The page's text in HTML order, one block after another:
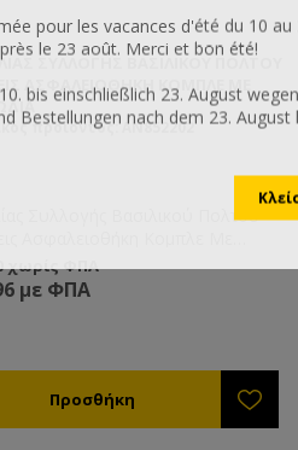
ΣΥΛΛΟΓΉΣ ΒΑΣΙΛΙΚΟΎ ΠΟΛΤΟΥ
ΑΣΦΑΛΕΙΟΘΉΚΗ ΚΟΜΠΛΕ ΜΕ
προϊόντος: AN852202
Συλλογής Βασιλικού Πολτου
χωρίς ΦΠΑ
με ΦΠΑ
pour les vacances d'été du 10
le 23 août. Merci et bon été!
bis einschließlich 23. August
Bestellungen nach dem 23.